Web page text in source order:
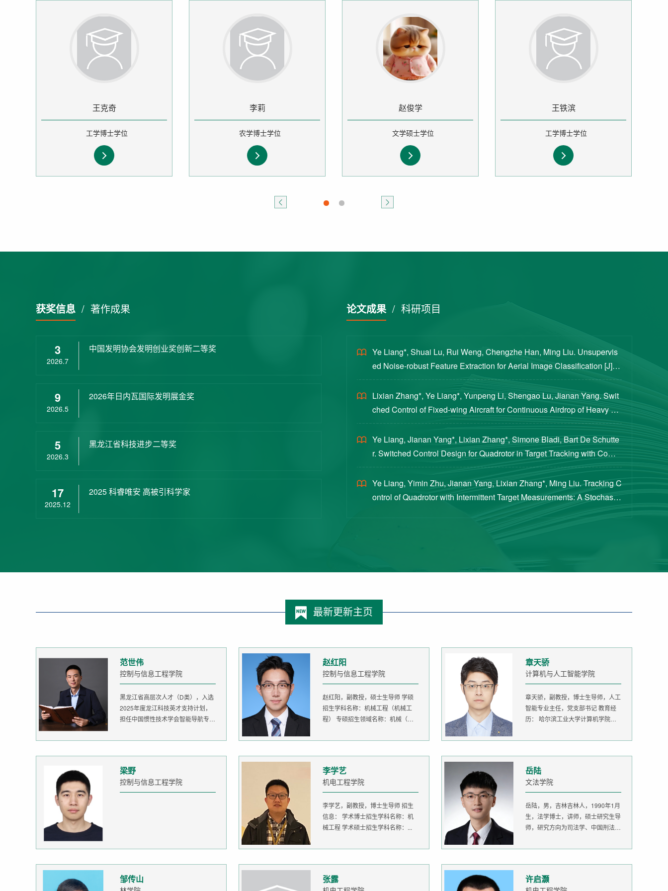
王克奇
工学博士学位
李莉
农学博士学位
赵俊学
文学硕士学位
王铁滨
工学博士学位
获奖信息 / 著作成果
3
2026.7
中国发明协会发明创业奖创新二等奖
9
2026.5
2026年日内瓦国际发明展金奖
5
2026.3
黑龙江省科技进步二等奖
17
2025.12
2025 科睿唯安 高被引科学家
论文成果/ 科研项目
Ye Liang*, Shuai Lu, Rui Weng, Chengzhe Han, Ming Liu. Unsupervis
ed Noise-robust Feature Extraction for Aerial Image Classification [J]. S
cience China Technological Sciences, 2020, 63(8): 1406-1415...
Lixian Zhang*, Ye Liang*, Yunpeng Li, Shengao Lu, Jianan Yang. Swit
ched Control of Fixed-wing Aircraft for Continuous Airdrop of Heavy Pa
yloads [J]. Journal of Guidance, Control, and Dynamics, 2023...
Ye Liang, Jianan Yang*, Lixian Zhang*, Simone Bladi, Bart De Schutte
r. Switched Control Design for Quadrotor in Target Tracking with Compl
ex Intermittent Measurements [J]. Journal of Guidance, Cont...
Ye Liang, Yimin Zhu, Jianan Yang, Lixian Zhang*, Ming Liu. Tracking C
ontrol of Quadrotor with Intermittent Target Measurements: A Stochastic
最新更新主页
范世伟
控制与信息工程学院
黑龙江省高层次人才（D类），入选
2025年度龙江科技英才支持计划，
担任中国惯性技术学会智能导航专委
赵红阳
控制与信息工程学院
赵红阳，副教授，硕士生导师 学硕
招生学科名称：机械工程（机械工
程） 专硕招生领域名称：机械（机
章天骄
计算机与人工智能学院
章天骄，副教授，博士生导师，人工
智能专业主任，党支部书记 教育经
历： 哈尔滨工业大学计算机学院
梁野
控制与信息工程学院
李学艺
机电工程学院
李学艺，副教授，博士生导师 招生
信息： 学术博士招生学科名称：机
械工程 学术硕士招生学科名称：...
岳陆
文法学院
岳陆，男，吉林吉林人，1990年1月
生，法学博士，讲师，硕士研究生导
师，研究方向为司法学、中国刑法
邹传山 张露 许启灏